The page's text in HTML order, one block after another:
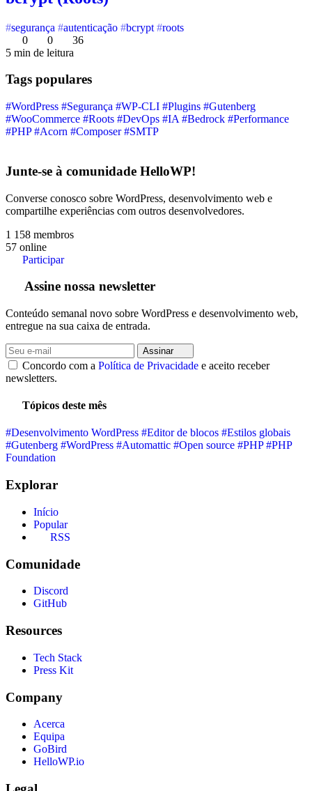
segurança autenticação bcrypt
roots
0
0
36
5 min de leitura
Tags populares
#WordPress #Segurança #WP-CLI #Plugins #Gutenberg
#WooCommerce #Roots #DevOps #IA #Bedrock #Performance
#PHP#Acorn #Composer#SMTP
Junte-se à comunidade HelloWP!
Converse conosco sobre WordPress, desenvolvimento web e
compartilhe experiências com outros desenvolvedores.
1 158 membros
57 online
Participar
Assine nossa newsletter
Conteúdo semanal novo sobre WordPress e desenvolvimento web,
entregue na sua caixa de entrada.
Assinar
Concordo com a Política de Privacidade e aceito receber
newsletters.
Tópicos deste mês
#Desenvolvimento WordPress #Editor de blocos #Estilos globais
#Gutenberg #WordPress #Automattic #Open source #PHP #PHP
Foundation
Explorar
Início
Popular
RSS
Comunidade
Discord
GitHub
Resources
Tech Stack
Press Kit
Company
Acerca
Equipa
GoBird
HelloWP.io